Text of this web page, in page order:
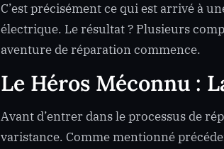
C’est précisément ce qui est arrivé à
électrique. Le résultat ? Plusieurs
aventure de réparation commence.
Le Héros Méconnu :
Avant d’entrer dans le processus de
varistance. Comme mentionné